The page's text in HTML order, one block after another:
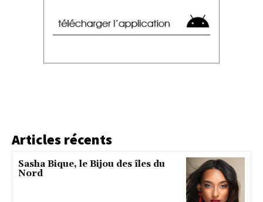
Articles récents
Sasha Bique, le Bijou des îles du
Nord